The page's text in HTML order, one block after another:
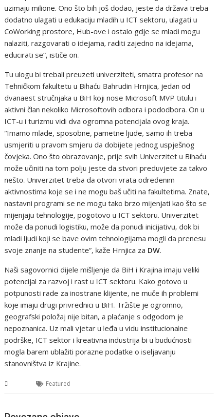
uzimaju milione. Ono što bih još dodao, jeste da država treba
dodatno ulagati u edukaciju mladih u ICT sektoru, ulagati u
CoWorking prostore, Hub-ove i ostalo gdje se mladi mogu
nalaziti, razgovarati o idejama, raditi zajedno na idejama,
educirati se”, ističe on.
Tu ulogu bi trebali preuzeti univerziteti, smatra profesor na
Tehničkom fakultetu u Bihaću Bahrudin Hrnjica, jedan od
dvanaest stručnjaka u BiH koji nose Microsoft MVP titulu i
aktivni član nekoliko Microsoftovih odbora i pododbora. On u
ICT-u i turizmu vidi dva ogromna potencijala ovog kraja.
“Imamo mlade, sposobne, pametne ljude, samo ih treba
usmjeriti u pravom smjeru da dobijete jednog uspješnog
čovjeka. Ono što obrazovanje, prije svih Univerzitet u Bihaću
može učiniti na tom polju jeste da stvori preduvjete za takvo
nešto. Univerzitet treba da otvori vrata određenim
aktivnostima koje se i ne mogu baš učiti na fakultetima. Znate,
nastavni programi se ne mogu tako brzo mijenjati kao što se
mijenjaju tehnologije, pogotovo u ICT sektoru. Univerzitet
može da ponudi logistiku, može da ponudi inicijativu, dok bi
mladi ljudi koji se bave ovim tehnologijama mogli da prenesu
svoje znanje na studente”, kaže Hrnjica za DW.
Naši sagovornici dijele mišljenje da BiH i Krajina imaju veliki
potencijal za razvoj i rast u ICT sektoru. Kako gotovo u
potpunosti rade za inostrane klijente, ne muče ih problemi
koje imaju drugi privrednici u BiH. Tržište je ogromno,
geografski položaj nije bitan, a plaćanje s odgodom je
nepoznanica. Uz mali vjetar u leđa u vidu institucionalne
podrške, ICT sektor i kreativna industrija bi u budućnosti
mogla barem ublažiti porazne podatke o iseljavanju
stanovništva iz Krajine.
Featured